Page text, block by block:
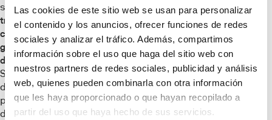
Las cookies de este sitio web se usan para personalizar
el contenido y los anuncios, ofrecer funciones de redes
sociales y analizar el tráfico. Además, compartimos
información sobre el uso que haga del sitio web con
nuestros partners de redes sociales, publicidad y análisis
web, quienes pueden combinarla con otra información
que les haya proporcionado o que hayan recopilado a
partir del uso que haya hecho de sus servicios.
saber que la
transacción
comercial tiene que
gravarla en la
declaración del IRPF .
Si existe una
diferencia entre el
precio de venta y el
de compra del bien